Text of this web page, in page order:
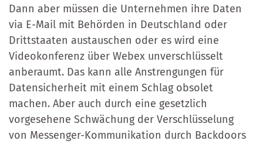
Dann aber müssen die Unternehmen ihre Daten
via E-Mail mit Behörden in Deutschland oder
Drittstaaten austauschen oder es wird eine
Videokonferenz über Webex unverschlüsselt
anberaumt. Das kann alle Anstrengungen für
Datensicherheit mit einem Schlag obsolet
machen. Aber auch durch eine gesetzlich
vorgesehene Schwächung der Verschlüsselung
von Messenger-Kommunikation durch Backdoors